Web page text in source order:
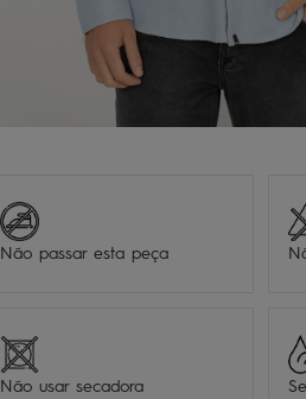
Não passar esta peça
Não usar secadora